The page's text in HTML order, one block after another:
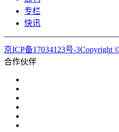
专栏
快讯
京ICP备17034123号-3Copyright
合作伙伴